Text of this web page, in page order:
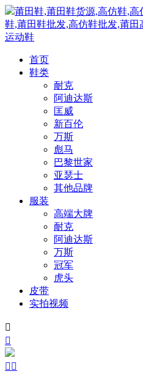
莆田鞋,莆田鞋货源,高仿鞋,
鞋,莆田鞋批发,高仿鞋批发,莆田
运动鞋
首页
鞋类
耐克
阿迪达斯
匡威
新百伦
万斯
彪马
巴黎世家
亚瑟士
其他品牌
服装
高端大牌
耐克
阿迪达斯
万斯
冠军
虎头
皮带
实拍视频


 